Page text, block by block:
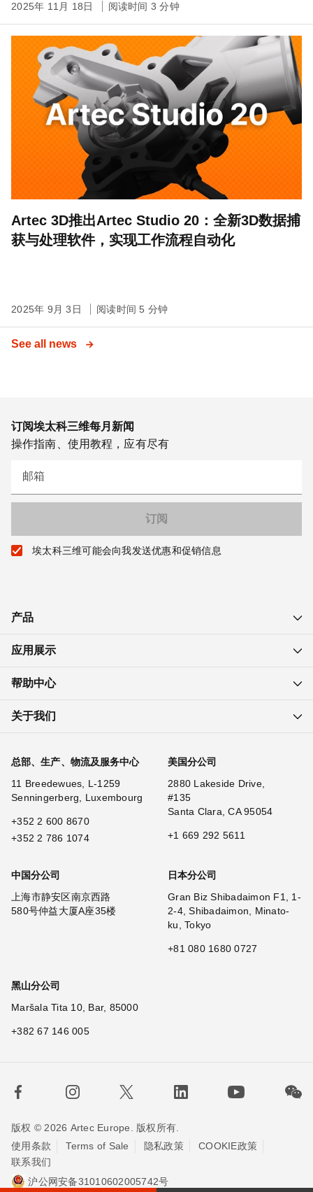
2025年 11月 18日 阅读时间 3 分钟
Artec 3D推出Artec Studio 20：全新3D数据捕
获与处理软件，实现工作流程自动化
2025年 9月 3日 阅读时间 5 分钟
See all news
订阅埃太科三维每月新闻
操作指南、使用教程，应有尽有
邮箱
埃太科三维可能会向我发送优惠和促销信息
产品
应用展示
帮助中心
关于我们
总部、生产、物流及服务中心
11 Breedewues, L-1259
Senningerberg, Luxembourg
+352 2 600 8670
+352 2 786 1074
美国分公司
2880 Lakeside Drive,
#135
Santa Clara, CA 95054
+1 669 292 5611
中国分公司
上海市静安区南京西路
580号仲益大厦A座35楼
日本分公司
Gran Biz Shibadaimon F1, 1-
2-4, Shibadaimon, Minato-
ku, Tokyo
+81 080 1680 0727
黑山分公司
Maršala Tita 10, Bar, 85000
+382 67 146 005
版权 © 2026 Artec Europe. 版权所有.
使用条款
Terms of Sale 隐私政策
COOKIE政策
联系我们
沪公网安备31010602005742号